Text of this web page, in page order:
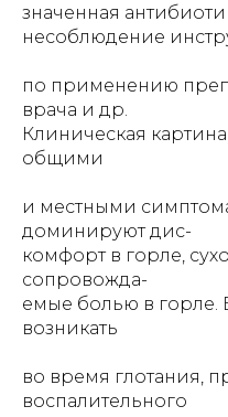
значенная
несоблюдение
по применению
врача и др.
Клиническая
общими
и местными
доминируют дис-
комфорт в горле,
сопровожда-
емые болью в
возникать
во время глотания,
воспалительного